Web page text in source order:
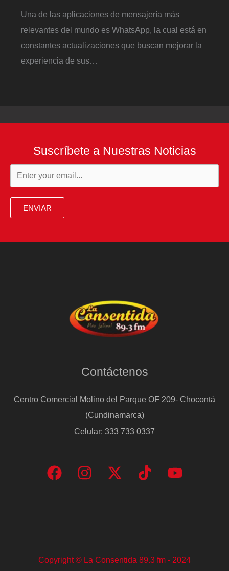
Una de las aplicaciones de mensajería más
relevantes del mundo es WhatsApp, la cual está en
constantes actualizaciones que buscan mejorar la
experiencia de sus…
Suscríbete a Nuestras Noticias
ENVIAR
Contáctenos
Centro Comercial Molino del Parque OF 209- Chocontá
(Cundinamarca)
Celular: 333 733 0337
Copyright © La Consentida 89.3 fm - 2024